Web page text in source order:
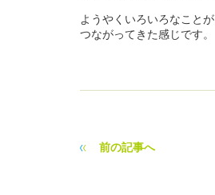
ようやくいろいろなことが
つながってきた感じです。
前の記事へ